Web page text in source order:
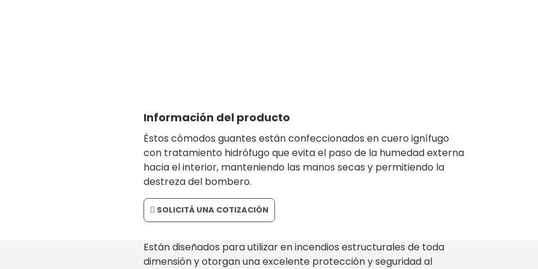
Información del producto
Éstos cómodos guantes están confeccionados en cuero ignífugo
con tratamiento hidrófugo que evita el paso de la humedad externa
hacia el interior, manteniendo las manos secas y permitiendo la
destreza del bombero.
SOLICITÁ UNA COTIZACIÓN
Están diseñados para utilizar en incendios estructurales de toda
dimensión y otorgan una excelente protección y seguridad al